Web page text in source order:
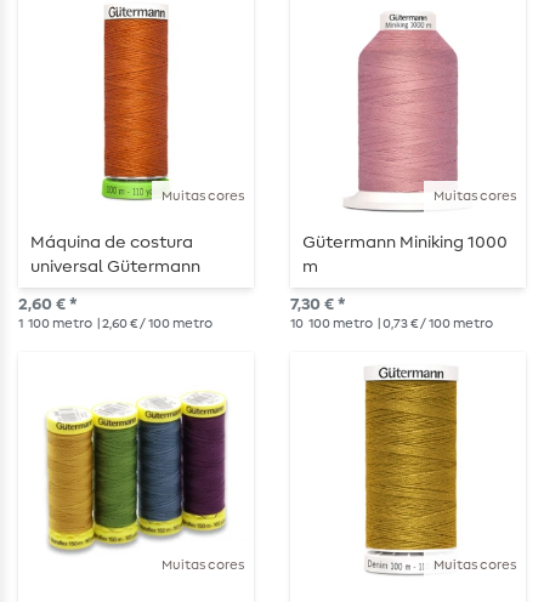
Muitas cores
Máquina de costura
universal Gütermann
rPET 100m
2,60 € *
1 100 metro | 2,60 € / 100 metro
Muitas cores
Gütermann Miniking 1000
m
7,30 € *
10 100 metro | 0,73 € / 100 metro
Muitas cores Muitas cores